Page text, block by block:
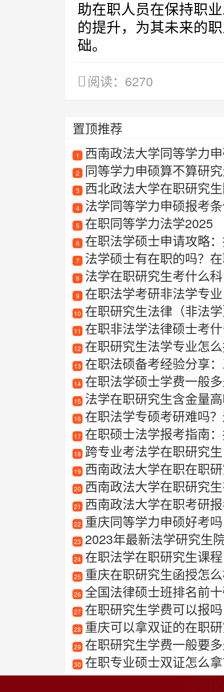
助在职人员在保持职
的提升，为其未来的
础。
阅读：6270
置顶推荐
1 西南政法大学同等学力
2 同等学力申硕算不算研
3 西北政法大学在职研究
4 法学同等学力申硕报考
5 在职同等学力法学2025
6 在职法学硕士申请攻略：报
7 法学硕士有在职的吗？
8 法学在职研究生考什么
9 在职法学考研非法学专业
10 在职研究生法律（非法
11 在职非法学法律硕士考
12 在职研究生法学专业怎
13 在职法硕备考经验分享
14 在职法学硕士学费一般
15 法学在职研究生含金量
16 在职法学专硕考研难吗
17 在职硕士法学报考指南：
18 跨专业考法学在职研究生
19 西南政法大学在职在职
20 西南政法大学在职研究生有
21 西南政法大学在职考研
22 重庆同等学力申硕好考吗
23 2023年最新法学研究生院校
24 在职法学在职研究生课程
25 重庆在职研究生函授怎么
26 全国法律硕士班排名前
27 在职研究生学费可以报吗
28 重庆可以拿双证的在职
29 在职研究生学费一般要
30 在职专业硕士双证怎么